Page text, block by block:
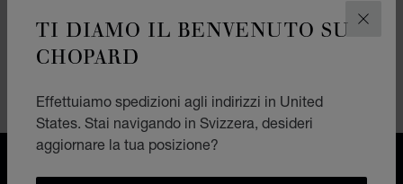
TI DIAMO IL BENVENUTO SU
CHOPARD
Effettuiamo spedizioni agli indirizzi in United
States. Stai navigando in Svizzera, desideri
aggiornare la tua posizione?
China
(+86) 15373991311